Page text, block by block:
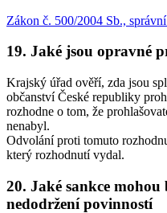
Zákon č. 500/2004 Sb.,
19. Jaké jsou opravné
Krajský úřad ověří, zda jsou
občanství České republiky
rozhodne o tom, že
nenabyl.
Odvolání proti tomuto
který rozhodnutí vydal.
20. Jaké sankce
nedodržení povinností